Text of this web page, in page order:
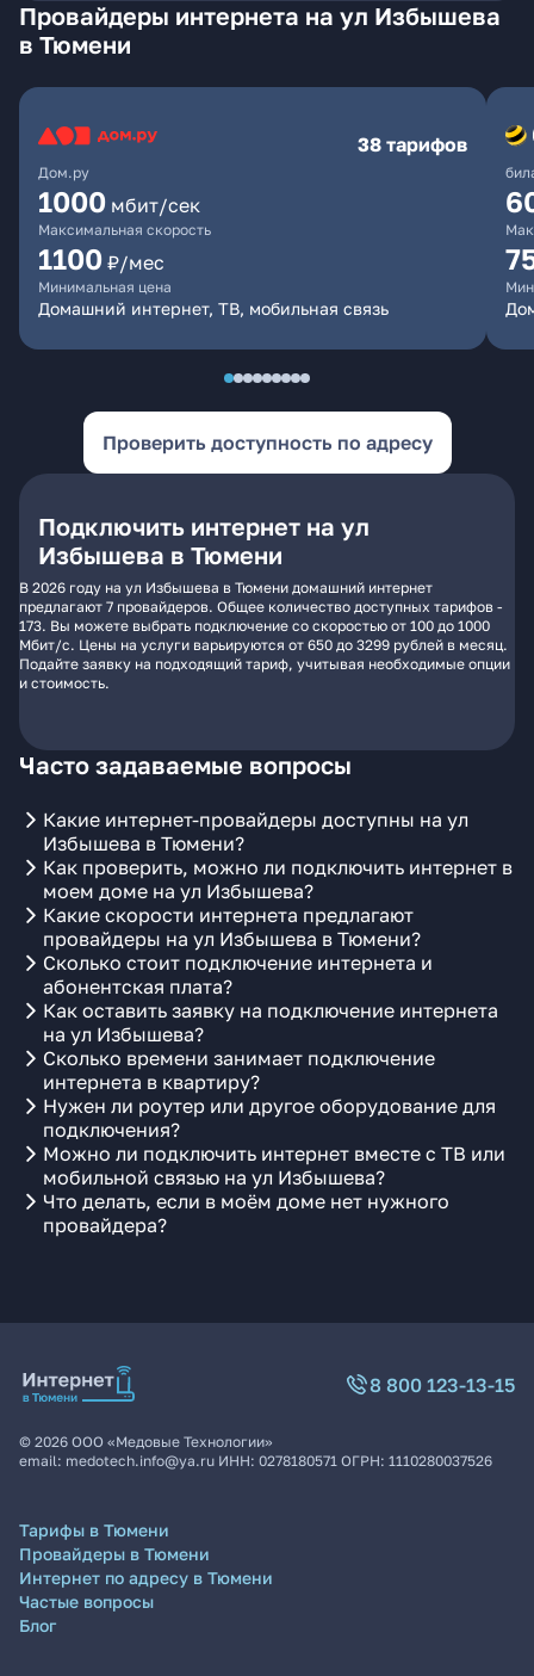
Провайдеры интернета на ул Избышева
в Тюмени
Дом.ру
38 тарифов
1000 мбит/сек
Максимальная скорость
1100 ₽/мес
Минимальная цена
Домашний интернет, ТВ, мобильная связь
Проверить доступность по адресу
Подключить интернет на ул
Избышева в Тюмени
В 2026 году на ул Избышева в Тюмени домашний интернет
предлагают 7 провайдеров. Общее количество доступных тарифов -
173. Вы можете выбрать подключение со скоростью от 100 до 1000
Мбит/с. Цены на услуги варьируются от 650 до 3299 рублей в месяц.
Подайте заявку на подходящий тариф, учитывая необходимые опции
и стоимость.
Часто задаваемые вопросы
Какие интернет-провайдеры доступны на ул
Избышева в Тюмени?
Как проверить, можно ли подключить интернет в
моем доме на ул Избышева?
Какие скорости интернета предлагают
провайдеры на ул Избышева в Тюмени?
Сколько стоит подключение интернета и
абонентская плата?
Как оставить заявку на подключение интернета
на ул Избышева?
Сколько времени занимает подключение
интернета в квартиру?
Нужен ли роутер или другое оборудование для
подключения?
Можно ли подключить интернет вместе с ТВ или
мобильной связью на ул Избышева?
Что делать, если в моём доме нет нужного
провайдера?
8 800 123-13-15
© 2026 ООО «Медовые Технологии»
email: medotech.info@ya.ru ИНН: 0278180571 ОГРН: 1110280037526
Тарифы в Тюмени
Провайдеры в Тюмени
Интернет по адресу в Тюмени
Частые вопросы
Блог